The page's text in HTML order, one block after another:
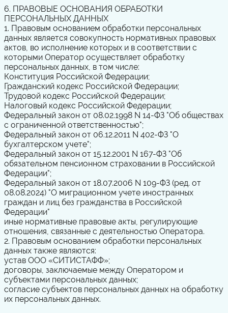
6. ПРАВОВЫЕ ОСНОВАНИЯ ОБРАБОТКИ
ПЕРСОНАЛЬНЫХ ДАННЫХ
1. Правовым основанием обработки персональных
данных является совокупность нормативных правовых
актов, во исполнение которых и в соответствии с
которыми Оператор осуществляет обработку
персональных данных, в том числе:
Конституция Российской Федерации;
Гражданский кодекс Российской Федерации;
Трудовой кодекс Российской Федерации;
Налоговый кодекс Российской Федерации;
Федеральный закон от 08.02.1998 N 14-ФЗ "Об обществах
с ограниченной ответственностью";
Федеральный закон от 06.12.2011 N 402-ФЗ "О
бухгалтерском учете";
Федеральный закон от 15.12.2001 N 167-ФЗ "Об
обязательном пенсионном страховании в Российской
Федерации";
Федеральный закон от 18.07.2006 N 109-ФЗ (ред. от
08.08.2024) "О миграционном учете иностранных
граждан и лиц без гражданства в Российской
Федерации"
иные нормативные правовые акты, регулирующие
отношения, связанные с деятельностью Оператора.
2. Правовым основанием обработки персональных
данных также являются:
устав ООО «СИТИСТАФФ»;
договоры, заключаемые между Оператором и
субъектами персональных данных;
согласие субъектов персональных данных на обработку
их персональных данных.